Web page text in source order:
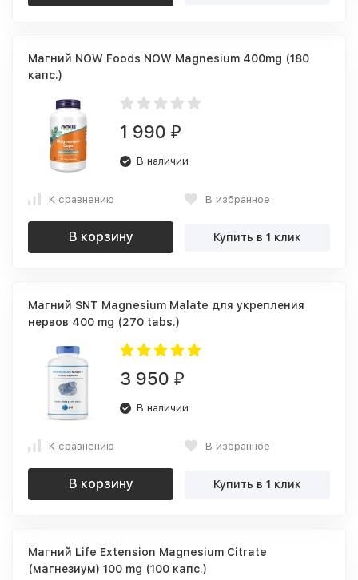
Магний NOW Foods NOW Magnesium 400mg (180
капс.)
1 990 ₽
В наличии
К сравнению В избранное
В корзину Купить в 1 клик
Магний SNT Magnesium Malate для укрепления
нервов 400 mg (270 tabs.)
3 950 ₽
В наличии
К сравнению В избранное
В корзину Купить в 1 клик
Магний Life Extension Magnesium Citrate
(магнезиум) 100 mg (100 капс.)